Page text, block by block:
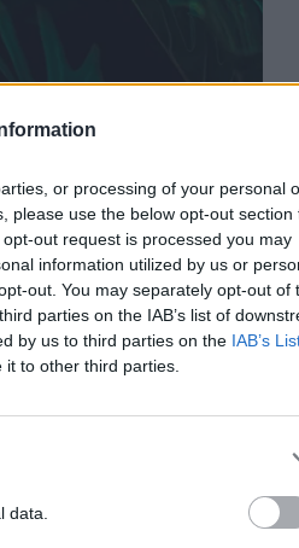
or processing of your personal
please use the below opt-out section
out request is processed you may
information utilized by us or
out. You may separately opt-out of
parties on the IAB’s list of
by us to third parties on the IAB’s
to other third parties.
data.